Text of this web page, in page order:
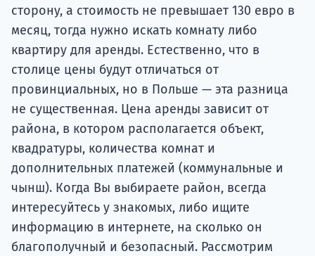
сторону, а стоимость не превышает 130 евро в
месяц, тогда нужно искать комнату либо
квартиру для аренды. Естественно, что в
столице цены будут отличаться от
провинциальных, но в Польше — эта разница
не существенная. Цена аренды зависит от
района, в котором располагается объект,
квадратуры, количества комнат и
дополнительных платежей (коммунальные и
чынш). Когда Вы выбираете район, всегда
интересуйтесь у знакомых, либо ищите
информацию в интернете, на сколько он
благополучный и безопасный. Рассмотрим